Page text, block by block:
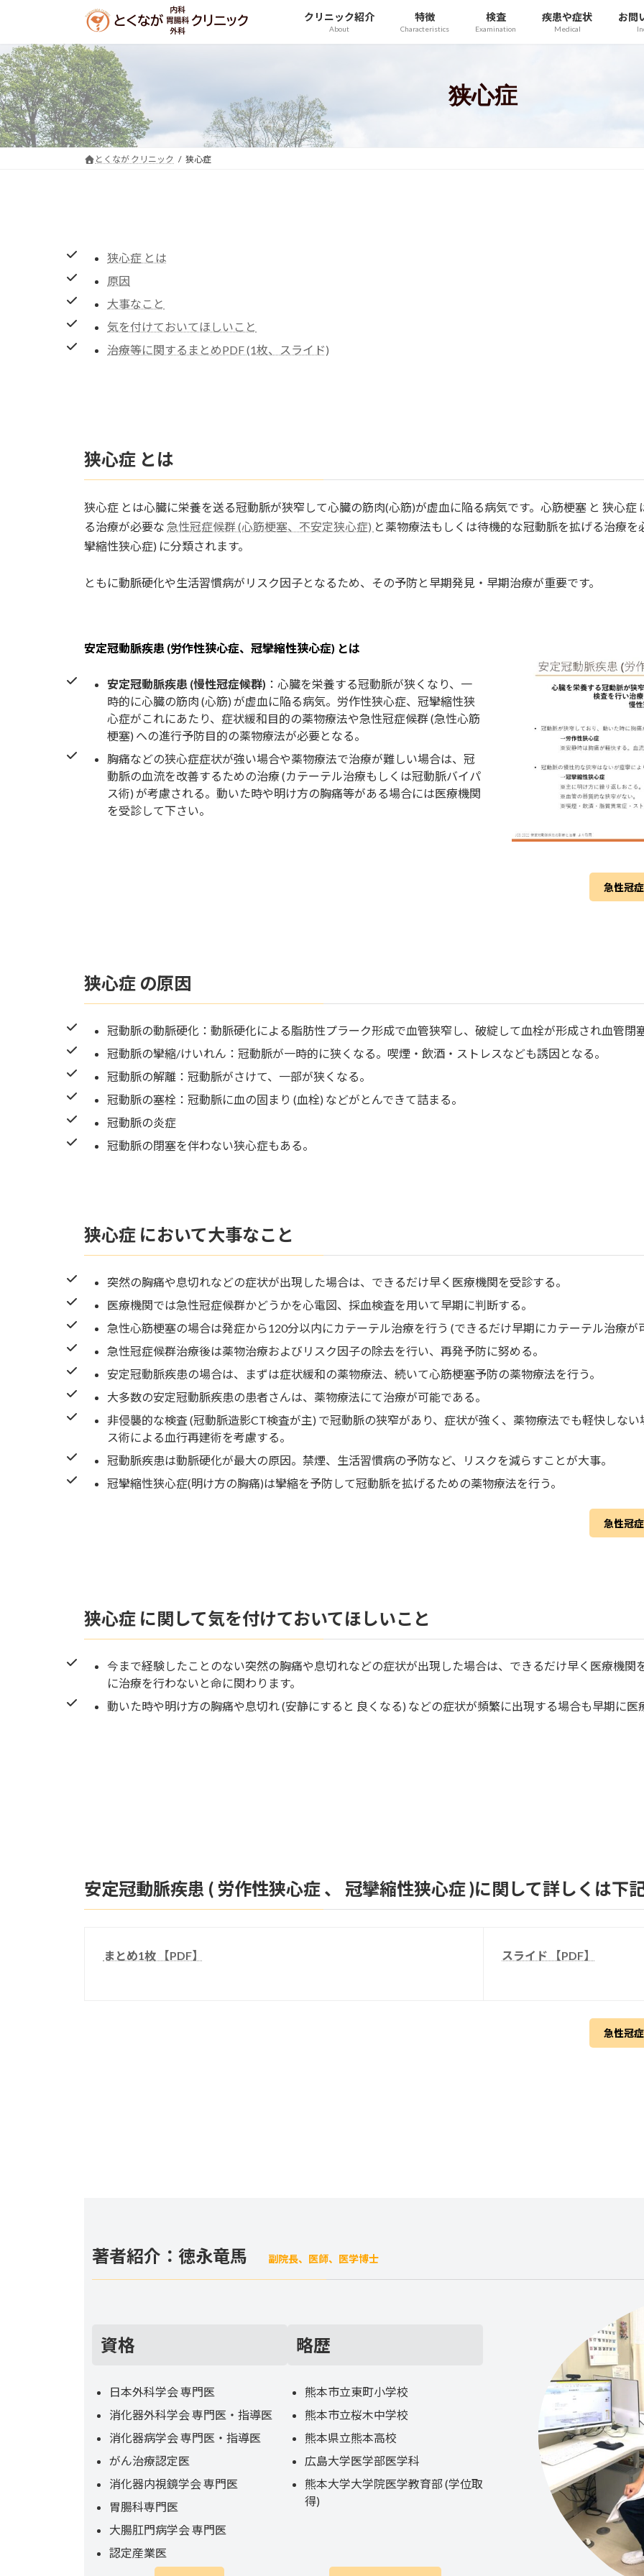
ン
ツ
へ
ス
キ
ッ
ー
シ
ョ
ン
に
移
クリニック紹介
About
特徴
Characteristics
検査
Examination
疾患や症状
Medical
お問
狭心症
とくなが クリニック 狭心症
狭心症 とは
原因
大事なこと
気を付けておいてほしいこと
治療等に関するまとめPDF (1枚、スライド)
狭心症 とは
狭心症 とは心臓に栄養を送る冠動脈が狭窄して心臓の筋肉(心筋)が虚血に陥る病気です。心筋梗塞 と 狭心
る治療が必要な 急性冠症候群 (心筋梗塞、不安定狭心症) と薬物療法もしくは待機的な冠動脈を拡げる治療
攣縮性狭心症) に分類されます。
ともに動脈硬化や生活習慣病がリスク因子となるため、その予防と早期発見・早期治療が重要です。
安定冠動脈疾患 (労作性狭心症、冠攣縮性狭心症) とは
安定冠動脈疾患 (慢性冠症候群) ：心臓を栄養する冠動脈が狭くなり、一
時的に心臓の筋肉 (心筋) が虚血に陥る病気。労作性狭心症、冠攣縮性狭
心症がこれにあたり、症状緩和目的の薬物療法や急性冠症候群 (急性心筋
梗塞) への進行予防目的の薬物療法が必要となる。
胸痛などの狭心症症状が強い場合や薬物療法で治療が難しい場合は、冠
動脈の血流を改善するための治療 (カテーテル治療もしくは冠動脈バイパ
ス術) が考慮される。動いた時や明け方の胸痛等がある場合には医療機関
を受診して下さい。
急性冠
狭心症 の原因
冠動脈の動脈硬化：動脈硬化による脂肪性プラーク形成で血管狭窄し、破綻して血栓が形成され血管閉
冠動脈の攣縮/けいれん：冠動脈が一時的に狭くなる。喫煙・飲酒・ストレスなども誘因となる。
冠動脈の解離：冠動脈がさけて、一部が狭くなる。
冠動脈の塞栓：冠動脈に血の固まり (血栓) などがとんできて詰まる。
冠動脈の炎症
冠動脈の閉塞を伴わない狭心症もある。
狭心症 において大事なこと
突然の胸痛や息切れなどの症状が出現した場合は、できるだけ早く医療機関を受診する。
医療機関では急性冠症候群かどうかを心電図、採血検査を用いて早期に判断する。
急性心筋梗塞の場合は発症から120分以内にカテーテル治療を行う (できるだけ早期にカテーテル治療が
急性冠症候群治療後は薬物治療およびリスク因子の除去を行い、再発予防に努める。
安定冠動脈疾患の場合は、まずは症状緩和の薬物療法、続いて心筋梗塞予防の薬物療法を行う。
大多数の安定冠動脈疾患の患者さんは、薬物療法にて治療が可能である。
非侵襲的な検査 (冠動脈造影CT検査が主) で冠動脈の狭窄があり、症状が強く、薬物療法でも軽快しな
ス術による血行再建術を考慮する。
冠動脈疾患は動脈硬化が最大の原因。禁煙、生活習慣病の予防など、リスクを減らすことが大事。
冠攣縮性狭心症(明け方の胸痛)は攣縮を予防して冠動脈を拡げるための薬物療法を行う。
急性冠
狭心症 に関して気を付けておいてほしいこと
今まで経験したことのない突然の胸痛や息切れなどの症状が出現した場合は、できるだけ早く医療機関
に治療を行わないと命に関わります。
動いた時や明け方の胸痛や息切れ (安静にすると 良くなる) などの症状が頻繁に出現する場合も早期に医
安定冠動脈疾患 ( 労作性狭心症 、 冠攣縮性狭心症 )に関して詳しくは下
まとめ1枚 【PDF】 スライド 【PDF】
急性冠
著者紹介：徳永竜馬 副院長、医師、医学博士
資格
日本外科学会 専門医
消化器外科学会 専門医・指導医
消化器病学会 専門医・指導医
がん治療認定医
消化器内視鏡学会 専門医
胃腸科専門医
大腸肛門病学会 専門医
認定産業医
略歴
熊本市立東町小学校
熊本市立桜木中学校
熊本県立熊本高校
広島大学医学部医学科
熊本大学大学院医学教育部 (学位取
得)